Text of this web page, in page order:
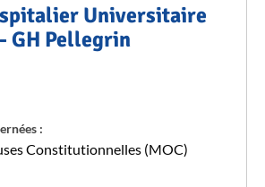
Universitaire
GH Pellegrin
:
Constitutionnelles (MOC)